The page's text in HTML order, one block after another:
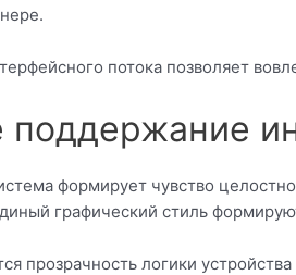
потока позволяет
формирует чувство
графический стиль
прозрачность логики